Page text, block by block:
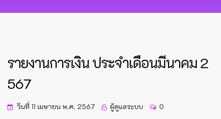
รายงานการเงิน ประจำเดือนมีนาคม 2
567
วันที่ 11 เมษายน พ.ศ. 2567 ผู้ดูแลระบบ 0